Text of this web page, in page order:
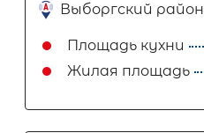
Выборгский район
Площадь кухни
Жилая площадь